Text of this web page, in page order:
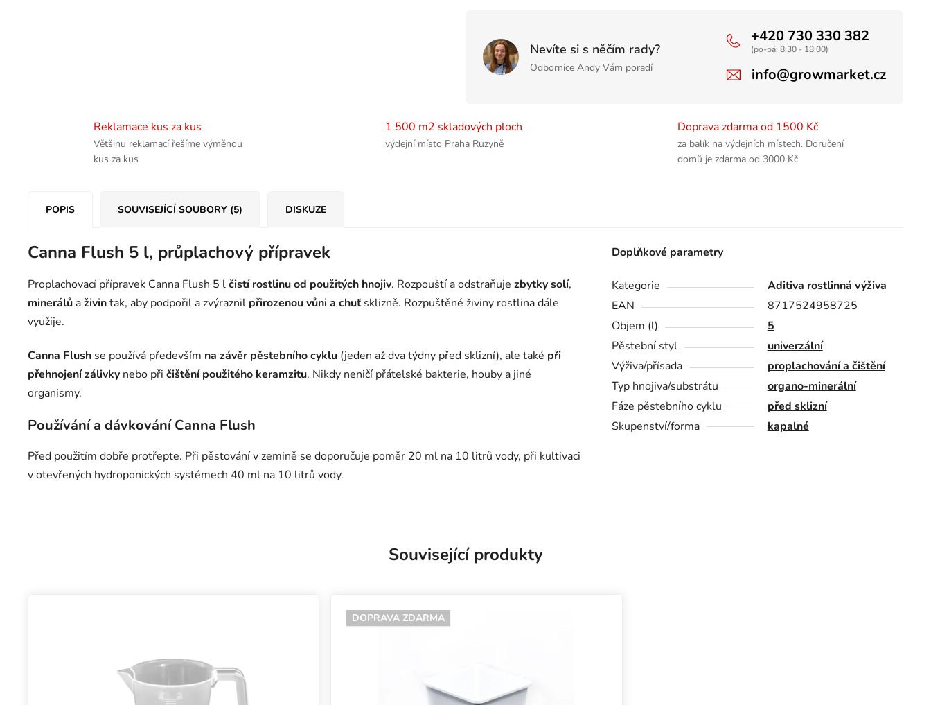
Nevíte si s něčím rady?
Odbornice Andy Vám poradí
+420 730 330 382
(po-pá: 8:30 - 18:00)
info@growmarket.cz
Reklamace kus za kus
Většinu reklamací řešíme výměnou
kus za kus
1 500 m2 skladových ploch
výdejní místo Praha Ruzyně
Doprava zdarma od 1500 Kč
za balík na výdejních místech. Doručení
domů je zdarma od 3000 Kč
POPIS SOUVISEJÍCÍ SOUBORY (5) DISKUZE
Canna Flush 5 l, průplachový přípravek
Proplachovací přípravek Canna Flush 5 lčistí rostlinu od použitých hnojiv. Rozpouští a odstraňuje zbytky solí,
minerálů aživintak, aby podpořil a zvýraznil přirozenou vůni a chuťsklizně. Rozpuštěné živiny rostlina dále
využije.
Canna Flush se používá především na závěr pěstebního cyklu (jeden až dva týdny před sklizní), ale také při
přehnojení zálivky nebo při čištění použitého keramzitu. Nikdy neničí přátelské bakterie, houby a jiné
organismy.
Používání a dávkování Canna Flush
Před použitím dobře protřepte. Při pěstování v zemině se doporučuje poměr 20 ml na 10 litrů vody, při kultivaci
v otevřených hydroponických systémech 40 ml na 10 litrů vody.
Doplňkové parametry
Kategorie
Aditiva rostlinná výživa
EAN
8717524958725
Objem (l)
5
Pěstební styl
univerzální
Výživa/přísada
proplachování a čištění
Typ hnojiva/substrátu
organo-minerální
Fáze pěstebního cyklu
před sklizní
Skupenství/forma
kapalné
Související produkty
DOPRAVA ZDARMA